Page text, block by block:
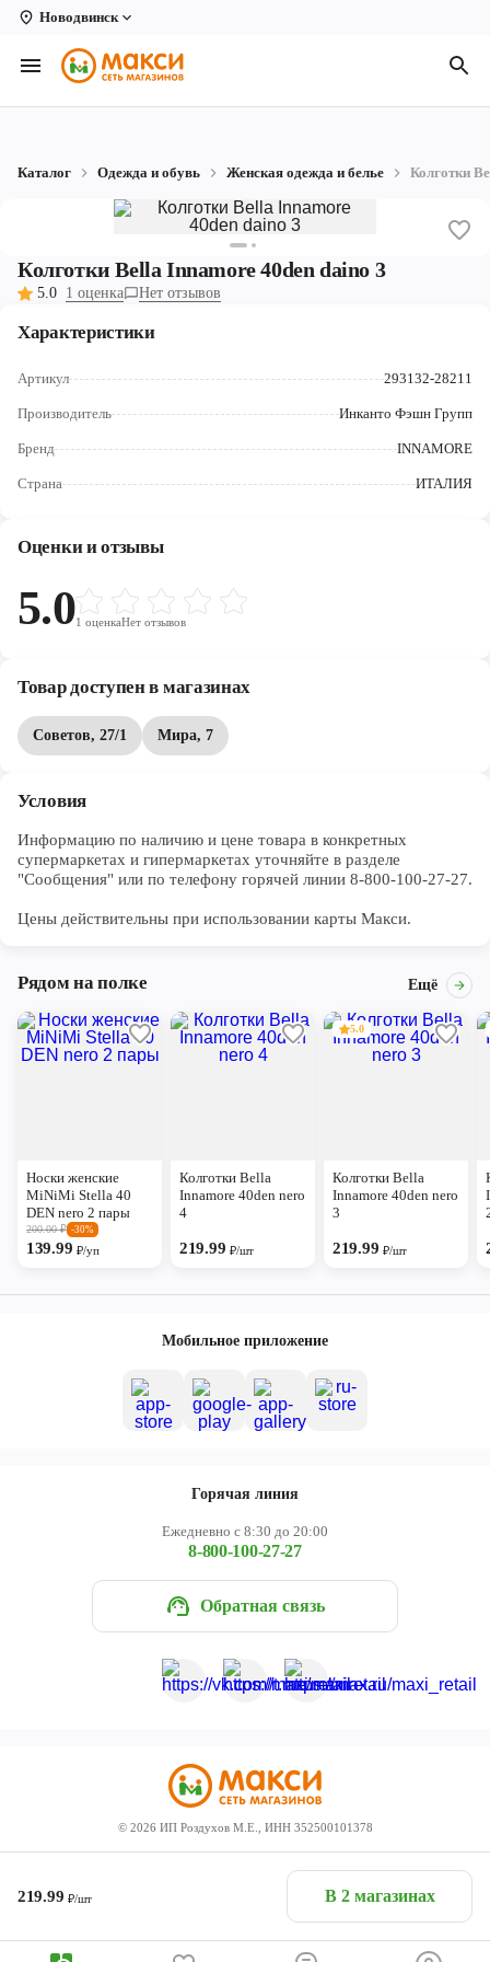
Новодвинск
Вологда
Архангельск
Коряжма
Котлас
Рыбинск
Северодвинск
Ярославль
Каталог Одежда и обувь Женская одежда и белье Колготки
Колготки Bella Innamore 40den daino 3
5.0 1 оценка Нет отзывов
219.99 ₽/шт В 2 магазинах
Характеристики
Артикул 293132-28211
Производитель Инканто Фэшн Групп
Бренд INNAMORE
Страна ИТАЛИЯ
Оценки и отзывы
5.01 оценкаНет отзывов
Товар доступен в магазинах
Советов, 27/1 Мира, 7
Условия
Информацию по наличию и цене товара в конкретных
супермаркетах и гипермаркетах уточняйте в разделе
"Сообщения" или по телефону горячей линии 8-800-100-27-27.
Цены действительны при использовании карты Макси.
Рядом на полке Ещё
Носки женские
MiNiMi Stella 40
DEN nero 2 пары
200.00₽ -30%
139.99 ₽/уп
Колготки Bella
Innamore 40den nero
4
219.99 ₽/шт
5.0
Колготки Bella
Innamore 40den nero
3
219.99 ₽/шт
Мобильное приложение
Горячая линия
Ежедневно с 8:30 до 20:00
8-800-100-27-27
Обратная связь
© 2026 ИП Роздухов М.Е., ИНН 352500101378